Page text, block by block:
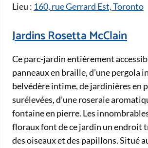
Lieu : 160, rue Gerrard Est, Toronto
Jardins Rosetta McClain
Ce parc-jardin entièrement
panneaux en braille, d’une pergola
belvédère intime, de jardinières en
surélevées, d’une roseraie
fontaine en pierre. Les
floraux font de ce jardin un endroit
des oiseaux et des papillons. Situé